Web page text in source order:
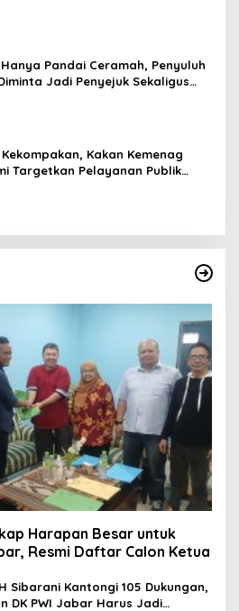
Pandai Ceramah, Penyuluh
Jadi Penyejuk Sekaligus
Kakan Kemenag
Targetkan Pelayanan Publik
Harapan Besar untuk
Resmi Daftar Calon Ketua
Sibarani Kantongi 105 Dukungan,
DK PWI Jabar Harus Jadi